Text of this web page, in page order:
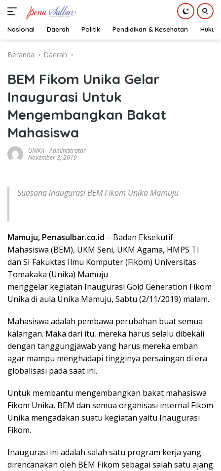
Nasional Daerah Politik Pendidikan & Kesehatan Hukum
Beranda Daerah
BEM Fikom Unika Gelar
Inaugurasi Untuk
Mengembangkan Bakat
Mahasiswa
UNIKA -Administrator
November 3, 2019
Suasana inaugurasi BEM Fikom Unika Mamuju
Mamuju, Penasulbar.co.id – Badan Eksekutif
Mahasiswa (BEM), UKM Seni, UKM Agama, HMPS TI
dan SI Fakuktas Ilmu Komputer (Fikom) Universitas
Tomakaka (Unika) Mamuju
menggelar kegiatan Inaugurasi Gold Generation Fikom
Unika di aula Unika Mamuju, Sabtu (2/11/2019) malam.
Mahasiswa adalah pembawa perubahan buat semua
kalangan. Maka dari itu, mereka harus selalu dibekali
dengan tanggungjawab yang harus mereka emban
agar mampu menghadapi tingginya persaingan di era
globalisasi pada saat ini.
Untuk membantu mengembangkan bakat mahasiswa
Fikom Unika, BEM dan semua organisasi internal Fikom
Unika mengadakan suatu kegiatan yaitu Inaugurasi
Fikom.
Inaugurasi ini adalah salah satu program kerja yang
direncanakan oleh BEM Fikom sebagai salah satu ajang